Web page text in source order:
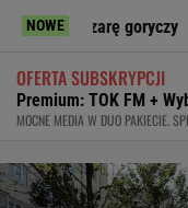
NOWE
goryczy W
OFERTA SUBSKRYPCJI
Premium: TOK FM +
MOCNE MEDIA W DUO PAKIECIE.